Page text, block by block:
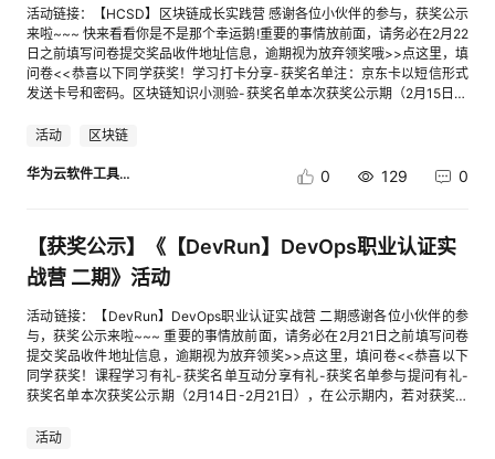
有参加本活动的开发者用户，均视为认可并同意遵守《华为云开发者用户协
议》，包括以援引方式纳入《华为云开发者用户协议》、《可接受的使用政
策》、《法律声明》、《隐私政策声明》、相关服务等级协议（SLA），以
及华为云服务网站规定的其他协议和政策（统称为“云服务协议”）的约束。
云服务协议链接的网址：cid:link_3如果您不同意本活动规则和云服务协议的
https://bbs.huaweicloud.com/blogs/？99600【抽奖说明】活动结束一周
内后，后台将抽出三位送出华为云周边定制礼包，并在下方活动帖公布获奖
名单，记得回来看看你获奖了没有哦！【活动帖链接】cid:link_1华为云周边
礼包包含：保温杯*1+定制扑克牌*1+攻城狮鼠标垫*1具体礼品根据实际发货
为准，可能因礼品库存等不可抗力因素，替换为其他同价值礼品。
活动链接：【HCSD】区块链成长实践营 感谢各位小伙伴的参与，获奖公示
来啦~~~ 快来看看你是不是那个幸运鹅!重要的事情放前面，请务必在2月22
日之前填写问卷提交奖品收件地址信息，逾期视为放弃领奖哦>>点这里，填
问卷<<恭喜以下同学获奖！学习打卡分享-获奖名单注：京东卡以短信形式
发送卡号和密码。区块链知识小测验-获奖名单本次获奖公示期（2月15日-2
结束后，获奖公告生效，实物奖品预计在获奖公告生效后的25个工作日内完
活动 区块链
华为云软件工具链 0 129 0
【获奖公示】《【DevRun】DevOps职业认证实
战营 二期》活动
活动链接：【DevRun】DevOps职业认证实战营 二期感谢各位小伙伴的参
与，获奖公示来啦~~~ 重要的事情放前面，请务必在2月21日之前填写问卷
提交奖品收件地址信息，逾期视为放弃领奖>>点这里，填问卷<<恭喜以下
同学获奖！课程学习有礼-获奖名单互动分享有礼-获奖名单参与提问有礼-
获奖名单本次获奖公示期（2月14日-2月21日），在公示期内，若对获奖存
计在获奖公告生效后的25个工作日内完成快递发放。如有疑问，请联系活动
活动